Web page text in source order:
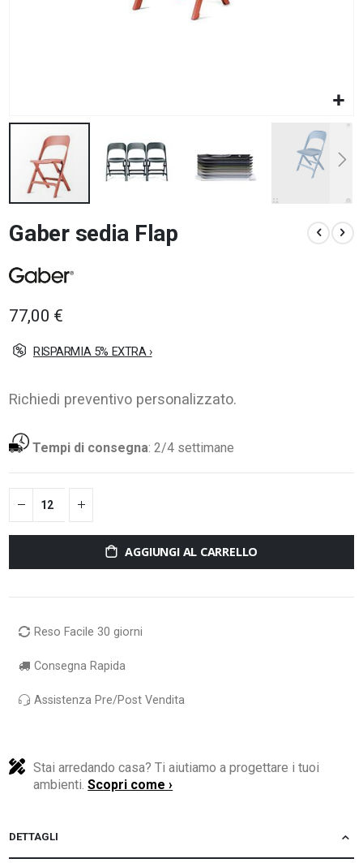
all'inizio
della
di
Gaber sedia Flap
77,00 €
RISPARMIA 5% EXTRA ›
Richiedi preventivo personalizzato.
Tempi di consegna:2/4 settimane
AGGIUNGI AL CARRELLO
Reso Facile 30 giorni
Consegna Rapida
Assistenza Pre/Post Vendita
Stai arredando casa? Ti aiutiamo a progettare i tuoi
ambienti.Scopri come ›
DETTAGLI